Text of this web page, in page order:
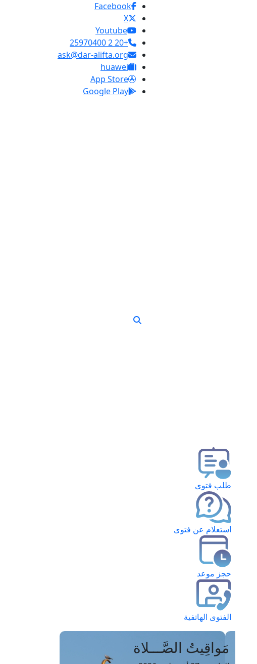
Facebook
X
Youtube
+20 2 25970400
ask@dar-alifta.org
huawei
App Store
Google Play
طلب فتوى
استعلام عن فتوى
حجز موعد
الفتوى الهاتفية
مَواقِيتُ الصَّـــلاة